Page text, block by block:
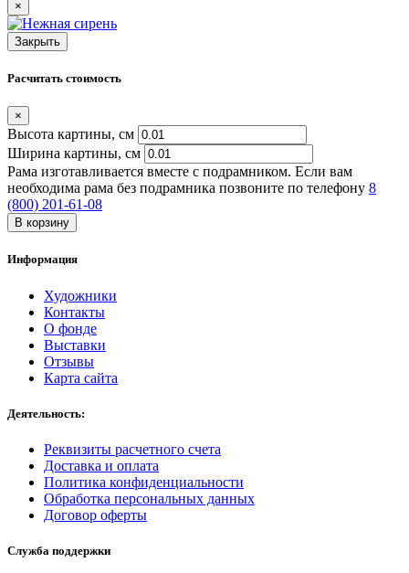
×
Закрыть
Расчитать стоимость
×
Высота картины, см
Ширина картины, cм
Рама изготавливается вместе с подрамником. Если вам
необходима рама без подрамника позвоните по телефону 8
(800) 201-61-08
В корзину
Информация
Художники
Контакты
О фонде
Выставки
Отзывы
Карта сайта
Деятельность:
Реквизиты расчетного счета
Доставка и оплата
Политика конфиденциальности
Обработка персональных данных
Договор оферты
Служба поддержки